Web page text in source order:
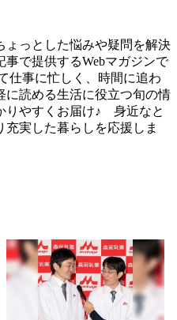
ょっとした悩みや疑問を解決
で提供するWebマガジンで
仕事に忙しく、時間に追わ
に読める生活に役立つ旬の情
りやすくお届け♪ 身近なと
実した暮らしを応援しま